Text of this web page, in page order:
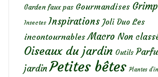
Garden faux pas Gourmandises
Insectes Inspirations Joli Duo Les
incontournables Macro Non
Oiseaux du jardin Outils
jardin Petites bêtes Plantes